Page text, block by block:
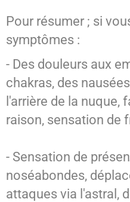
Pour résumer ; si
symptômes :
- Des douleurs aux
chakras, des
l'arrière de la nuque,
raison, sensation de
- Sensation de
noséabondes,
attaques via l'astral,